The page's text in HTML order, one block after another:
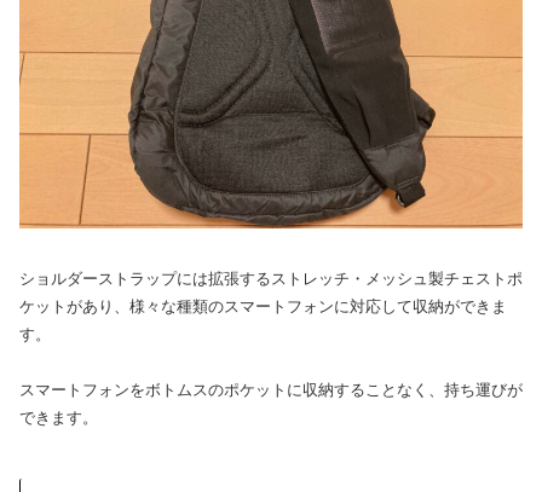
ショルダーストラップには拡張するストレッチ・メッシュ製チェストポ
ケットがあり、様々な種類のスマートフォンに対応して収納ができま
す。
スマートフォンをボトムスのポケットに収納することなく、持ち運びが
できます。